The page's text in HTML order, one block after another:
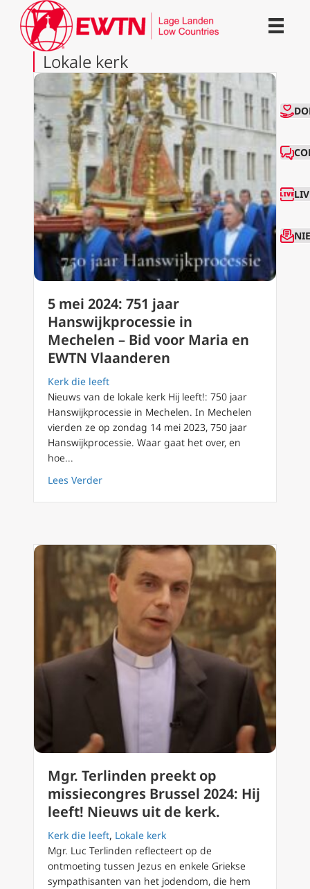
Lokale kerk
5 mei 2024: 751 jaar
Hanswijkprocessie in
Mechelen – Bid voor Maria en
EWTN Vlaanderen
Kerk die leeft
Nieuws van de lokale kerk Hij leeft!: 750 jaar
Hanswijkprocessie in Mechelen. In Mechelen
vierden ze op zondag 14 mei 2023, 750 jaar
Hanswijkprocessie. Waar gaat het over, en
hoe...
Lees Verderabout 5 mei 2024: 751 jaar
Mgr. Terlinden preekt op
missiecongres Brussel 2024: Hij
leeft! Nieuws uit de kerk.
Kerk die leeft, Lokale kerk
Mgr. Luc Terlinden reflecteert op de
ontmoeting tussen Jezus en enkele Griekse
sympathisanten van het jodendom, die hem